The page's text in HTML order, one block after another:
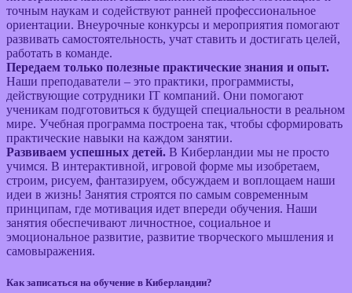
точным наукам и содействуют ранней профессиональное
ориентации. Внеурочные конкурсы и мероприятия помогают
развивать самостоятельность, учат ставить и достигать целей,
работать в команде.
Передаем только полезные практические знания и опыт.
Наши преподаватели – это практики, программисты,
действующие сотрудники IT компаний. Они помогают
ученикам подготовиться к будущей специальности в реальном
мире. Учебная программа построена так, чтобы сформировать
практические навыки на каждом занятии.
Развиваем успешных детей. В Киберландии мы не просто
учимся. В интерактивной, игровой форме мы изобретаем,
строим, рисуем, фантазируем, обсуждаем и воплощаем наши
идеи в жизнь! Занятия строятся по самым современным
принципам, где мотивация идет впереди обучения. Наши
занятия обеспечивают личностное, социальное и
эмоциональное развитие, развитие творческого мышления и
самовыражения.
Как записаться на обучение в Киберландии?